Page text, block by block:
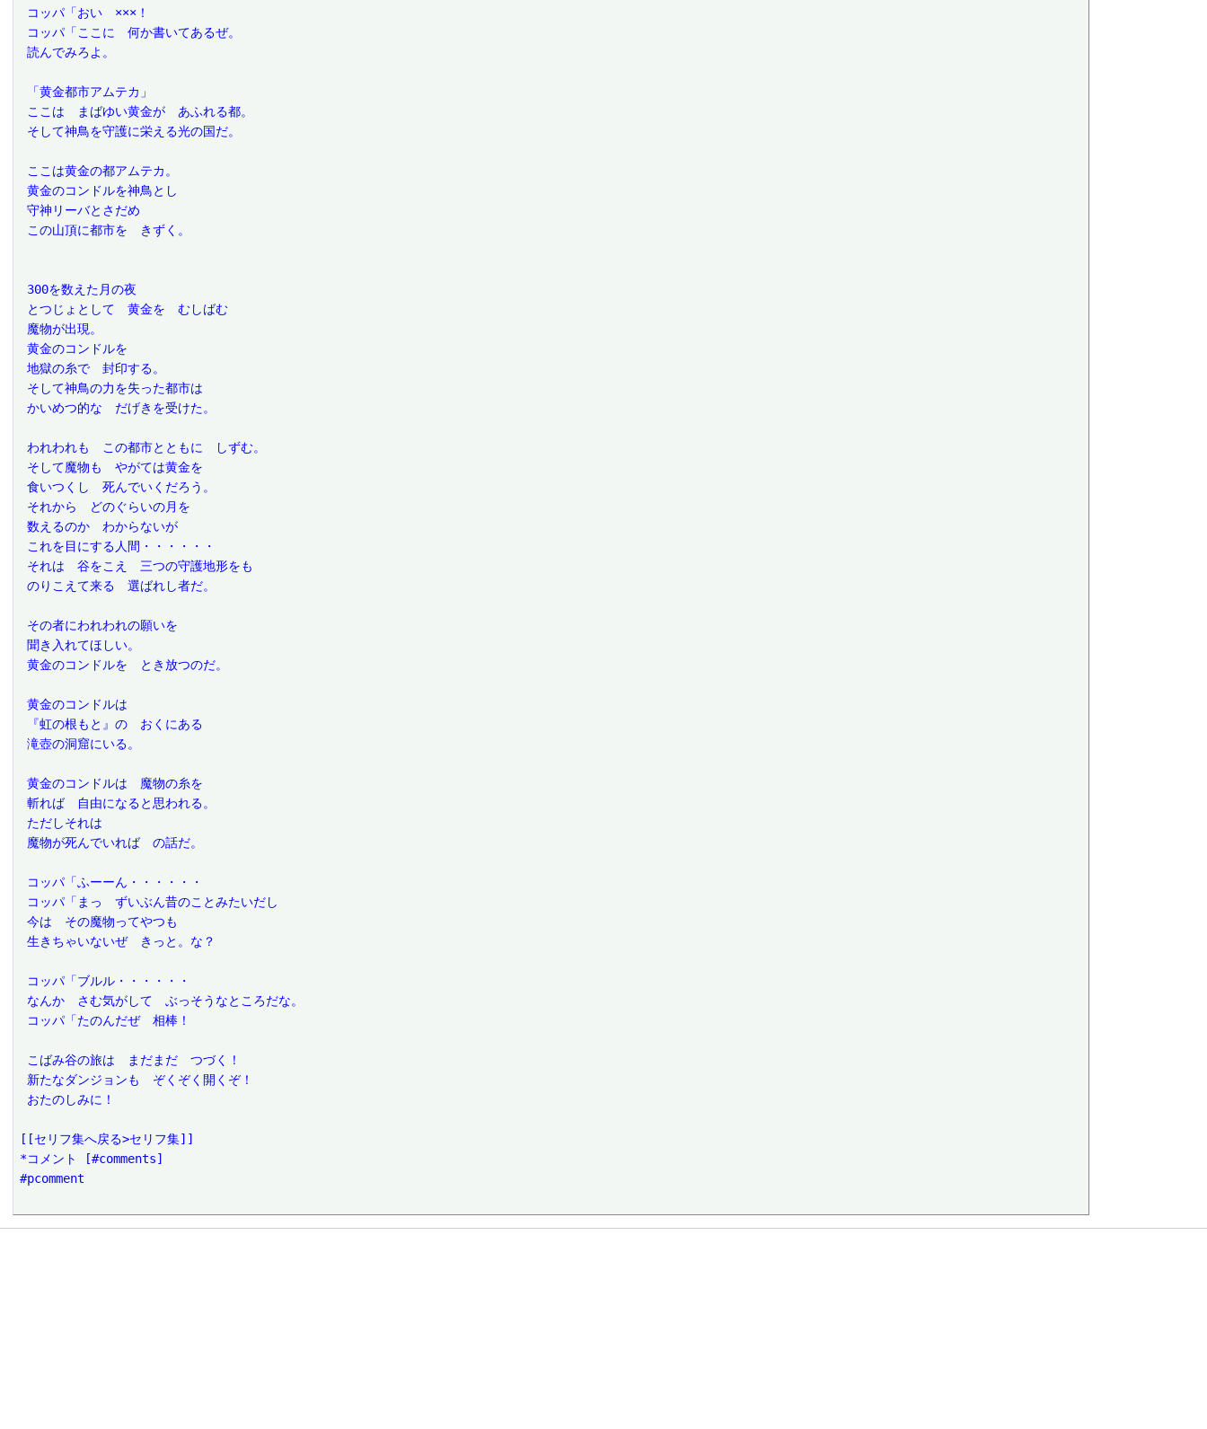
コッパ「おい　×××！
コッパ「ここに　何か書いてあるぜ。
読んでみろよ。
「黄金都市アムテカ」
ここは　まばゆい黄金が　あふれる都。
そして神鳥を守護に栄える光の国だ。
ここは黄金の都アムテカ。
黄金のコンドルを神鳥とし
守神リーバとさだめ
この山頂に都市を　きずく。
300を数えた月の夜
とつじょとして　黄金を　むしばむ
魔物が出現。
黄金のコンドルを
地獄の糸で　封印する。
そして神鳥の力を失った都市は
かいめつ的な　だげきを受けた。
われわれも　この都市とともに　しずむ。
そして魔物も　やがては黄金を
食いつくし　死んでいくだろう。
それから　どのぐらいの月を
数えるのか　わからないが
これを目にする人間・・・・・・
それは　谷をこえ　三つの守護地形をも
のりこえて来る　選ばれし者だ。
その者にわれわれの願いを
聞き入れてほしい。
黄金のコンドルを　とき放つのだ。
黄金のコンドルは
『虹の根もと』の　おくにある
滝壺の洞窟にいる。
黄金のコンドルは　魔物の糸を
斬れば　自由になると思われる。
ただしそれは
魔物が死んでいれば　の話だ。
コッパ「ふーーん・・・・・・
コッパ「まっ　ずいぶん昔のことみたいだし
今は　その魔物ってやつも
生きちゃいないぜ　きっと。な？
コッパ「ブルル・・・・・・
なんか　さむ気がして　ぶっそうなところだな。
コッパ「たのんだぜ　相棒！
こばみ谷の旅は　まだまだ　つづく！
新たなダンジョンも　ぞくぞく開くぞ！
おたのしみに！
[[セリフ集へ戻る>セリフ集]]
*コメント [#comments]
#pcomment